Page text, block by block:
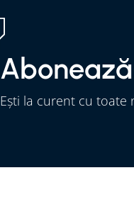
Ești la curent cu toate